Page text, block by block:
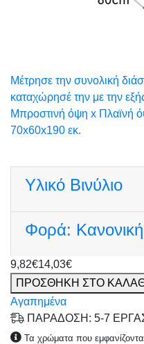
Μέτρησε την συνολική
καταχώρησέ την με την
Μπροστινή όψη x Πλαϊνή
70x60x190 εκ.
Υλικό Βινύλιο
Φορά: Κανονική
9,82€14,03€
ΠΡΟΣΘΗΚΗ ΣΤΟ
Αγαπημένα
ΠΑΡΑΔΟΣΗ: 5-7
Τα χρώματα που